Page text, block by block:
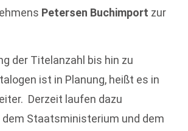
Petersen Buchimport zur
der Titelanzahl bis hin zu
ist in Planung, heißt es in
Derzeit laufen dazu
Staatsministerium und dem